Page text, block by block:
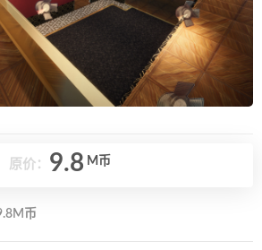
原价： 9.8 M币
币